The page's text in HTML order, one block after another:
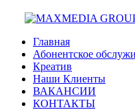
Главная
Абонентское
Креатив
Наши Клиенты
ВАКАНСИИ
КОНТАКТЫ